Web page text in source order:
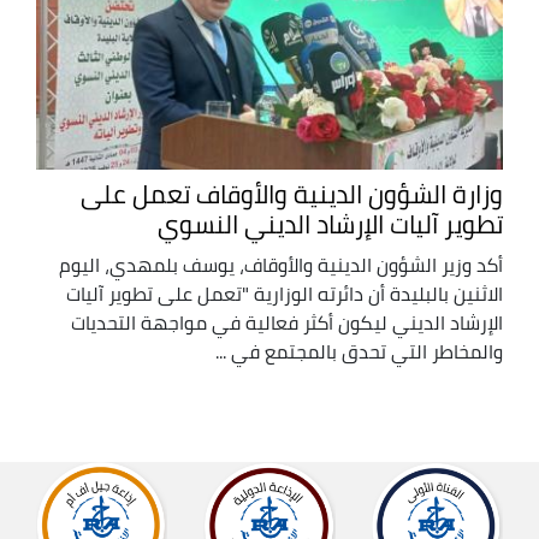
وزارة الشؤون الدينية والأوقاف تعمل على
تطوير آليات الإرشاد الديني النسوي
أكد وزير الشؤون الدينية والأوقاف، يوسف بلمهدي، اليوم
الاثنين بالبليدة أن دائرته الوزارية "تعمل على تطوير آليات
الإرشاد الديني ليكون أكثر فعالية في مواجهة التحديات
والمخاطر التي تحدق بالمجتمع في ...